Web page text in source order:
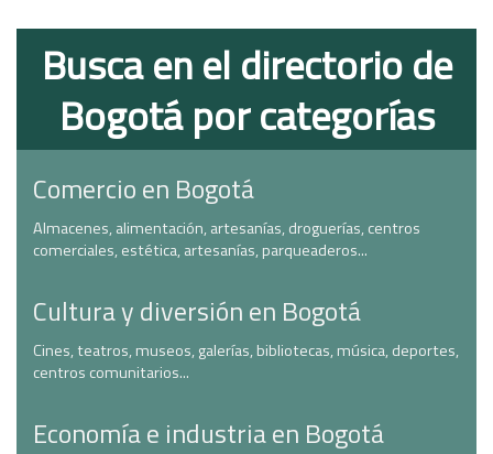
Busca en el directorio de
Bogotá por categorías
Comercio en Bogotá
Almacenes, alimentación, artesanías, droguerías, centros
comerciales, estética, artesanías, parqueaderos...
Cultura y diversión en Bogotá
Cines, teatros, museos, galerías, bibliotecas, música, deportes,
centros comunitarios...
Economía e industria en Bogotá